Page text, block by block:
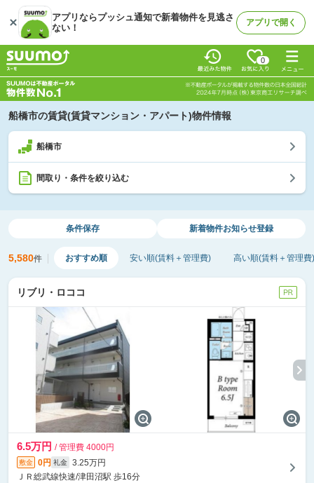
アプリならプッシュ通知で新着物件を見逃さ
ない！
アプリで開く
0
船橋市の賃貸(賃貸マンション・アパート)物件情報
船橋市
間取り・条件を絞り込む
条件保存 新着物件お知らせ登録
5,580件 おすすめ順 安い順(賃料＋管理費) 高い順(賃料＋管理費)
リブリ・ロココ
6.5万円 / 管理費 4000円
敷金 0円 礼金
3.25万円
ＪＲ総武線快速/津田沼駅 歩16分